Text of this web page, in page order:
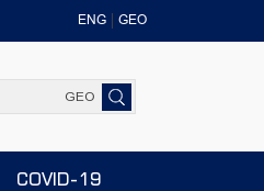
ENG GEO
GEO
COVID-19